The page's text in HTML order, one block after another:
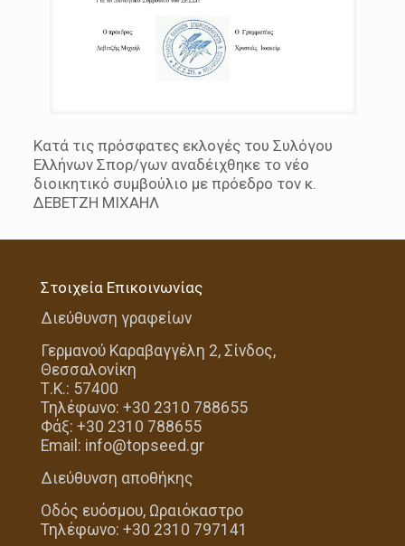
Κατά τις πρόσφατες εκλογές του Συλόγου
Ελλήνων Σπορ/γων αναδέιχθηκε το νέο
διοικητικό συμβούλιο με πρόεδρο τον κ.
ΔΕΒΕΤΖΗ ΜΙΧΑΗΛ
Στοιχεία Επικοινωνίας
Διεύθυνση γραφείων
Γερμανού Καραβαγγέλη 2, Σίνδος,
Θεσσαλονίκη
Τ.Κ.: 57400
Τηλέφωνο: +30 2310 788655
Φάξ: +30 2310 788655
Email: info@topseed.gr
Διεύθυνση αποθήκης
Οδός ευόσμου, Ωραιόκαστρο
Τηλέφωνο: +30 2310 797141